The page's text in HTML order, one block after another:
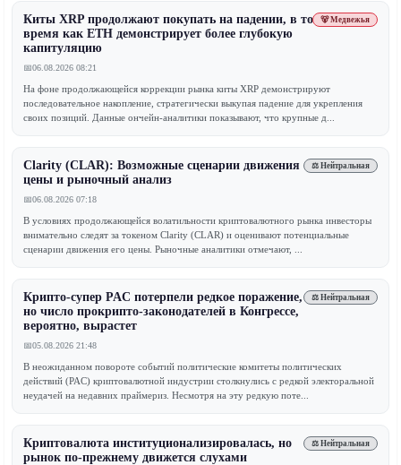
🐻 Медвежья
Киты XRP продолжают покупать на падении, в то
время как ETH демонстрирует более глубокую
капитуляцию
📅06.08.2026 08:21
На фоне продолжающейся коррекции рынка киты XRP демонстрируют
последовательное накопление, стратегически выкупая падение для укрепления
своих позиций. Данные ончейн-аналитики показывают, что крупные д...
⚖️ Нейтральная
Clarity (CLAR): Возможные сценарии движения
цены и рыночный анализ
📅06.08.2026 07:18
В условиях продолжающейся волатильности криптовалютного рынка инвесторы
внимательно следят за токеном Clarity (CLAR) и оценивают потенциальные
сценарии движения его цены. Рыночные аналитики отмечают, ...
⚖️ Нейтральная
Крипто-супер PAC потерпели редкое поражение,
но число прокрипто-законодателей в Конгрессе,
вероятно, вырастет
📅05.08.2026 21:48
В неожиданном повороте событий политические комитеты политических
действий (PAC) криптовалютной индустрии столкнулись с редкой электоральной
неудачей на недавних праймериз. Несмотря на эту редкую поте...
⚖️ Нейтральная
Криптовалюта институционализировалась, но
рынок по-прежнему движется слухами